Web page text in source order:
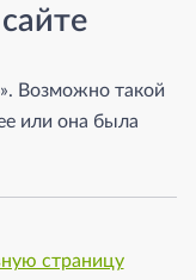
Возможно такой
или она была
страницу